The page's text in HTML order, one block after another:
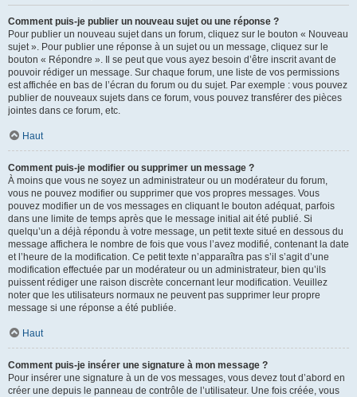
Comment puis-je publier un nouveau sujet ou une réponse ?
Pour publier un nouveau sujet dans un forum, cliquez sur le bouton « Nouveau
sujet ». Pour publier une réponse à un sujet ou un message, cliquez sur le
bouton « Répondre ». Il se peut que vous ayez besoin d’être inscrit avant de
pouvoir rédiger un message. Sur chaque forum, une liste de vos permissions
est affichée en bas de l’écran du forum ou du sujet. Par exemple : vous pouvez
publier de nouveaux sujets dans ce forum, vous pouvez transférer des pièces
jointes dans ce forum, etc.
Haut
Comment puis-je modifier ou supprimer un message ?
À moins que vous ne soyez un administrateur ou un modérateur du forum,
vous ne pouvez modifier ou supprimer que vos propres messages. Vous
pouvez modifier un de vos messages en cliquant le bouton adéquat, parfois
dans une limite de temps après que le message initial ait été publié. Si
quelqu’un a déjà répondu à votre message, un petit texte situé en dessous du
message affichera le nombre de fois que vous l’avez modifié, contenant la date
et l’heure de la modification. Ce petit texte n’apparaîtra pas s’il s’agit d’une
modification effectuée par un modérateur ou un administrateur, bien qu’ils
puissent rédiger une raison discrète concernant leur modification. Veuillez
noter que les utilisateurs normaux ne peuvent pas supprimer leur propre
message si une réponse a été publiée.
Haut
Comment puis-je insérer une signature à mon message ?
Pour insérer une signature à un de vos messages, vous devez tout d’abord en
créer une depuis le panneau de contrôle de l’utilisateur. Une fois créée, vous